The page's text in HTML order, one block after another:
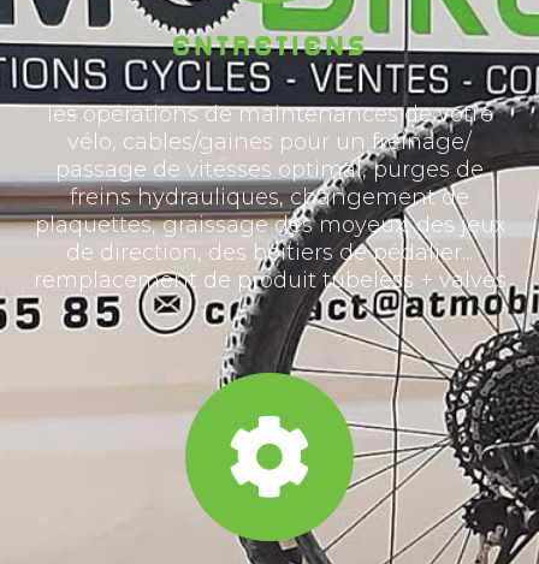
Entretiens
les opérations de maintenances de votre
vélo, cables/gaines pour un freinage/
passage de vitesses optimal, purges de
freins hydrauliques, changement de
plaquettes, graissage des moyeux, des jeux
de direction, des boitiers de pédalier...
remplacement de produit tubeless + valves